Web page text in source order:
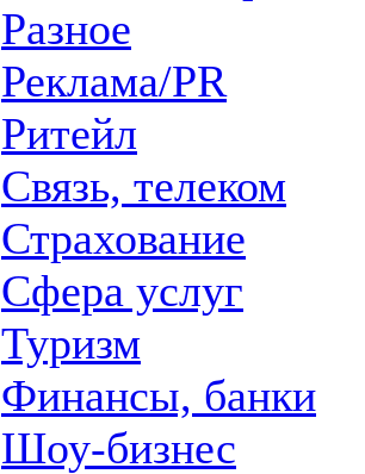
Разное
Реклама/PR
Ритейл
Связь, телеком
Страхование
Сфера услуг
Туризм
Финансы, банки
Шоу-бизнес